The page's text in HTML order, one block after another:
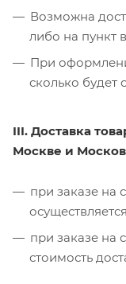
Возможна
либо на пункт
При
сколько будет
III. Доставка
Москве и
при заказе на
осуществляется
при заказе на
стоимость